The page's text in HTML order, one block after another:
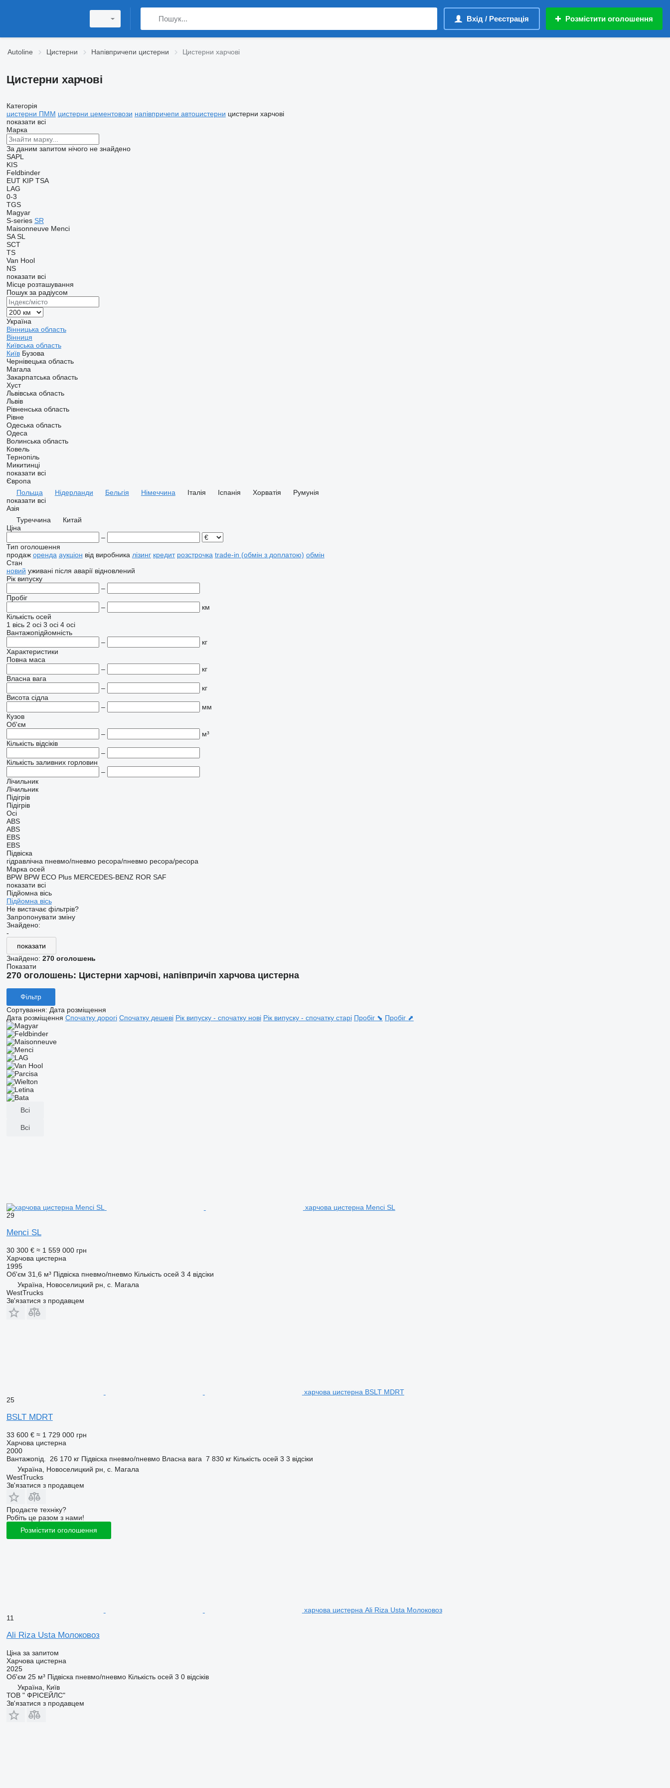
Вхід / Реєстрація Розмістити оголошення
Autoline Цистерни Напівпричепи цистерни Цистерни харчові
Цистерни харчові
Категорія
цистерни ПММ цистерни цементовози напівпричепи автоцистерни цистерни харчові
показати всі
Марка
За даним запитом нічого не знайдено
SAPL
KIS
Feldbinder
EUT KIP TSA
LAG
0-3
TGS
Magyar
S-series SR
Maisonneuve Menci
SA SL
SCT
TS
Van Hool
NS
показати всі
Місце розташування
Пошук за радіусом
Україна
Вінницька область
Вінниця
Київська область
Київ Бузова
Чернівецька область
Магала
Закарпатська область
Хуст
Львівська область
Львів
Рівненська область
Рівне
Одеська область
Одеса
Волинська область
Ковель
Тернопіль
Микитинці
показати всі
Європа
Польща
Нідерланди Бельгія Німеччина Італія Іспанія Хорватія
Румунія
показати всі
Азія
Туреччина
Китай
Ціна
–
Тип оголошення
продаж оренда аукціон від виробника лізинг кредит розстрочка trade-in (обмін з доплатою) обмін
Стан
новий уживані після аварії відновлений
Рік випуску
–
Пробіг
–
км
Кількість осей
1 вісь 2 осі 3 осі 4 осі
Вантажопідйомність
–
кг
Характеристики
Повна маса
–
кг
Власна вага
–
кг
Висота сідла
–
мм
Кузов
Об'єм
–
м³
Кількість відсіків
–
Кількість заливних горловин
–
Лічильник
Лічильник
Підігрів
Підігрів
Осі
ABS
ABS
EBS
EBS
Підвіска
гідравлічна пневмо/пневмо ресора/пневмо ресора/ресора
Марка осей
BPW BPW ECO Plus MERCEDES-BENZ ROR SAF
показати всі
Підйомна вісь
Підйомна вісь
Не вистачає фільтрів?
Запропонувати зміну
Знайдено:
-
показати
Знайдено: 270 оголошень
Показати
270 оголошень: Цистерни харчові, напівпричіп харчова цистерна
Фільтр
Сортування: Дата розміщення
Дата розміщення Спочатку дорогі Спочатку дешеві Рік випуску - спочатку нові Рік випуску - спочатку старі Пробіг ⬊ Пробіг ⬈
Всі
Всі
харчова цистерна Menci SL
29
Menci SL
30 300 € ≈ 1 559 000 грн
Харчова цистерна
1995
Об'єм 31,6 м³ Підвіска пневмо/пневмо Кількість осей 3 4 відсіки
Україна, Новоселицкий рн, с. Магала
WestTrucks
Зв'язатися з продавцем
харчова цистерна BSLT MDRT
25
BSLT MDRT
33 600 € ≈ 1 729 000 грн
Харчова цистерна
2000
Вантажопід.
26 170 кг Підвіска пневмо/пневмо Власна вага 7 830 кг Кількість осей 3 3 відсіки
Україна, Новоселицкий рн, с. Магала
WestTrucks
Зв'язатися з продавцем
Продаєте техніку?
Робіть це разом з нами!
Розмістити оголошення
харчова цистерна Ali Riza Usta Молоковоз
11
Ali Riza Usta Молоковоз
Ціна за запитом
Харчова цистерна
2025
Об'єм 25 м³ Підвіска пневмо/пневмо Кількість осей 3 0 відсіків
Україна, Київ
ТОВ " ФРІСЕЙЛС"
Зв'язатися з продавцем